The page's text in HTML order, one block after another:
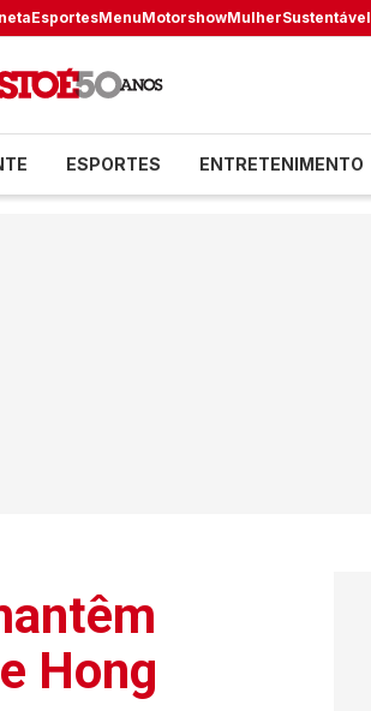
EsportesMenuMotorshowMulherSustentável
ESPORTES ENTRETENIMENTO
Hong